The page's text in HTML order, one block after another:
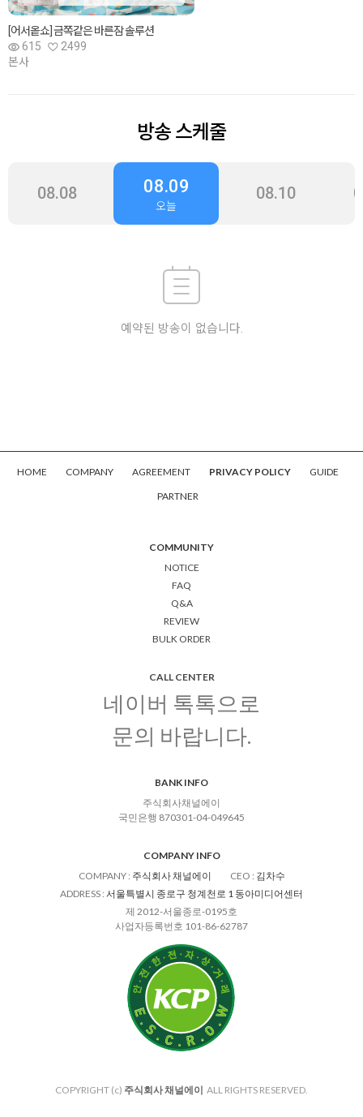
[어서옽쇼] 금쪽같은 바른잠 솔루션
615
2499
본사
방송 스케줄
08.08 08.09
오늘
08.10
예약된 방송이 없습니다.
HOME COMPANY AGREEMENT PRIVACY POLICY
GUIDE
PARTNER
COMMUNITY
NOTICE
FAQ
Q&A
REVIEW
BULK ORDER
CALL CENTER
네이버 톡톡으로
문의 바랍니다.
BANK INFO
주식회사채널에이
국민은행 870301-04-049645
COMPANY INFO
COMPANY: 주식회사 채널에이 CEO : 김차수
ADDRESS : 서울특별시 종로구 청계천로 1 동아미디어센터
제 2012-서울종로-0195호
사업자등록번호 101-86-62787
COPYRIGHT (c) 주식회사 채널에이 ALL RIGHTS RESERVED.